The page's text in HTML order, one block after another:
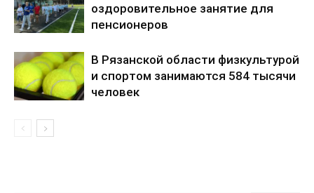
оздоровительное занятие для
пенсионеров
В Рязанской области физкультурой
и спортом занимаются 584 тысячи
человек